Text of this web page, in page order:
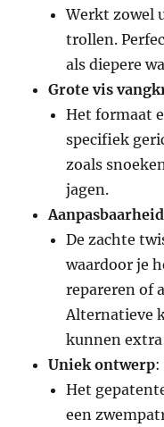
Werkt zowel
trollen.
als diepere
Grote vis
Het formaat
specifiek
zoals
jagen.
Aanpasbaarheid
De zachte
waardoor je
repareren of
Alternatieve
kunnen
Uniek ontwerp:
Het
een